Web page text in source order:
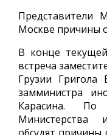
Москве причины
В конце
встреча
Грузии Григола
замминистра
Карасина. По
Министерства